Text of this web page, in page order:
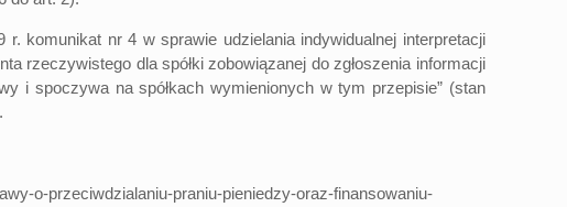
nr 4 w sprawie udzielania indywidualnej interpretacji
rzeczywistego dla spółki zobowiązanej do zgłoszenia informacji
i spoczywa na spółkach wymienionych w tym przepisie” (stan
o-przeciwdzialaniu-praniu-pieniedzy-oraz-finansowaniu-